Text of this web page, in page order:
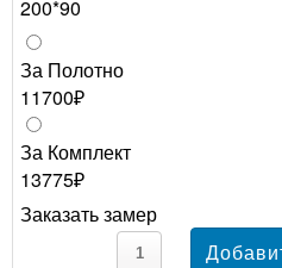
200*90
За Полотно
11700₽
За Комплект
13775₽
Заказать замер